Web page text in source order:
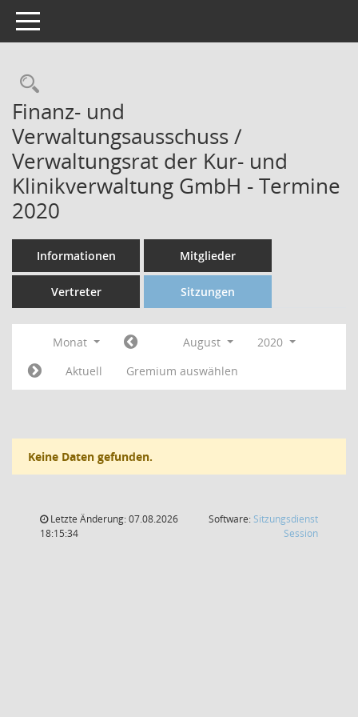
Toggle navigation
Finanz- und
Verwaltungsausschuss /
Verwaltungsrat der Kur- und
Klinikverwaltung GmbH - Termine
2020
Informationen Mitglieder
Vertreter Sitzungen
Monat August
2020
Aktuell
Gremium auswählen
Keine Daten gefunden.
Letzte Änderung: 07.08.2026
18:15:34
Software: Sitzungsdienst
Session(Wird in